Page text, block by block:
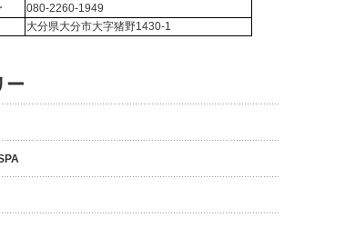
080-2260-1949
大分県大分市大字猪野1430-1
ー